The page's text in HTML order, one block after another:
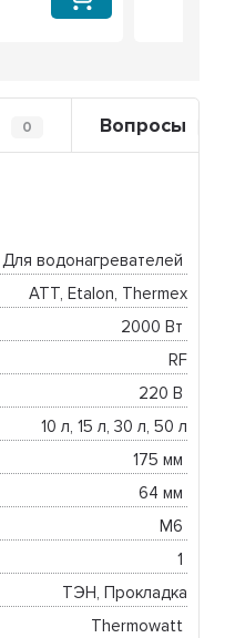
0 Вопросы
Для водонагревателей
ATT, Etalon, Thermex
2000 Вт
RF
220 В
10 л, 15 л, 30 л, 50 л
175 мм
64 мм
М6
1
ТЭН, Прокладка
Thermowatt